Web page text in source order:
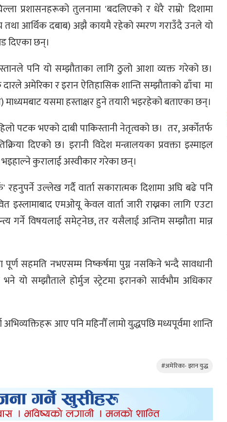
प्रशासनहरूको तुलनामा 'बदलिएको र धेरै राम्रो' दिशामा
आर्थिक दबाब) अझै कायमै रहेको स्मरण गराउँदै उनले यो
दिएका छन्।
पनि यो सम्झौताका लागि ठुलो आशा व्यक्त गरेको छ।
दारले अमेरिका र इरान ऐतिहासिक शान्ति सम्झौताको ढाँचा मा
माध्यमबाट यसमा हस्ताक्षर हुने तयारी भइरहेको बताएका छन्।
पटक भएको दाबी पाकिस्तानी नेतृत्वको छ। तर, अर्कोतर्फ
दिएको छ। इरानी विदेश मन्त्रालयका प्रवक्ता इस्माइल
कुरालाई अस्वीकार गरेका छन्।
उल्लेख गर्दै वार्ता सकारात्मक दिशामा अघि बढे पनि
इस्लामाबाद एमओयू केवल वार्ता जारी राख्नका लागि एउटा
गर्ने विषयलाई समेट्नेछ, तर यसैलाई अन्तिम सम्झौता मान्न
सहमति नभएसम्म निष्कर्षमा पुग्न नसकिने भन्दै सावधानी
सम्झौताले होर्मुज स्ट्रेटमा इरानको सार्वभौम अधिकार
आए पनि महिनौँ लामो युद्धपछि मध्यपूर्वमा शान्ति
#अमेरिका- इरान युद्ध